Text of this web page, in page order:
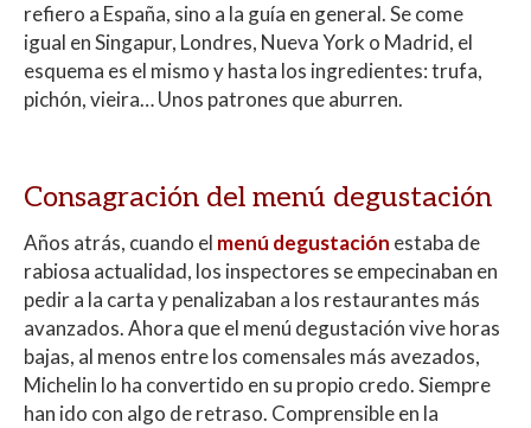
refiero a España, sino a la guía en general. Se come
igual en Singapur, Londres, Nueva York o Madrid, el
esquema es el mismo y hasta los ingredientes: trufa,
pichón, vieira… Unos patrones que aburren.
Consagración del menú degustación
Años atrás, cuando el menú degustación estaba de
rabiosa actualidad, los inspectores se empecinaban en
pedir a la carta y penalizaban a los restaurantes más
avanzados. Ahora que el menú degustación vive horas
bajas, al menos entre los comensales más avezados,
Michelin lo ha convertido en su propio credo. Siempre
han ido con algo de retraso. Comprensible en la